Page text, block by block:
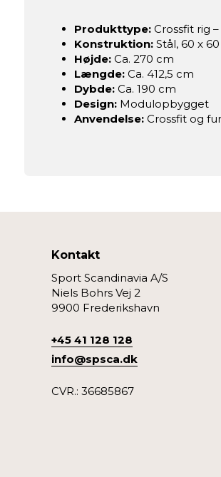
Produkttype:Crossfit rig
Konstruktion:Stål, 60 x
Højde:Ca. 270 cm
Længde:Ca. 412,5 cm
Dybde:Ca. 190 cm
Design:Modulopbygget
Anvendelse:Crossfit og
Kontakt
Sport Scandinavia A/S
Niels Bohrs Vej 2
9900 Frederikshavn
+45 41 128 128
info@spsca.dk
CVR.: 36685867